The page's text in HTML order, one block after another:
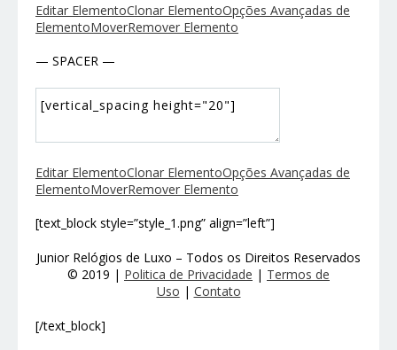
Editar ElementoClonar ElementoOpções Avançadas de
ElementoMoverRemover Elemento
— SPACER —
Editar ElementoClonar ElementoOpções Avançadas de
ElementoMoverRemover Elemento
[text_block style=”style_1.png” align=”left”]
Junior Relógios de Luxo – Todos os Direitos Reservados
© 2019 | Politica de Privacidade | Termos de
Uso | Contato
[/text_block]